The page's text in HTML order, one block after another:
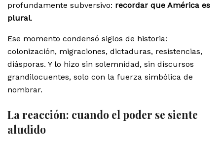
profundamente subversivo: recordar que América es
plural.
Ese momento condensó siglos de historia:
colonización, migraciones, dictaduras, resistencias,
diásporas. Y lo hizo sin solemnidad, sin discursos
grandilocuentes, solo con la fuerza simbólica de
nombrar.
La reacción: cuando el poder se siente
aludido